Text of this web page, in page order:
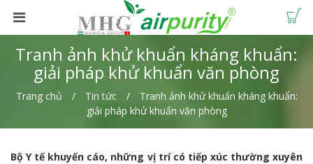
Tranh ảnh khử khuẩn kháng khuẩn:
giải pháp khử khuẩn văn phòng
Trang chủ Tin tức
Tranh ảnh khử khuẩn kháng khuẩn:
giải pháp khử khuẩn văn phòng
Bộ Y tế khuyến cáo, những vị trí có tiếp xúc thường xuyên